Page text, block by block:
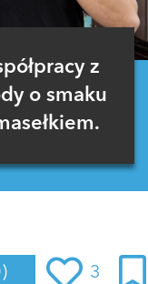
z
o smaku
3